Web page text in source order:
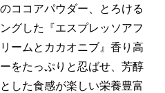
ココアパウダー、とろける
グした『エスプレッソアフ
ームとカカオニブ』香り高
をたっぷりと忍ばせ、芳醇
した食感が楽しい栄養豊富